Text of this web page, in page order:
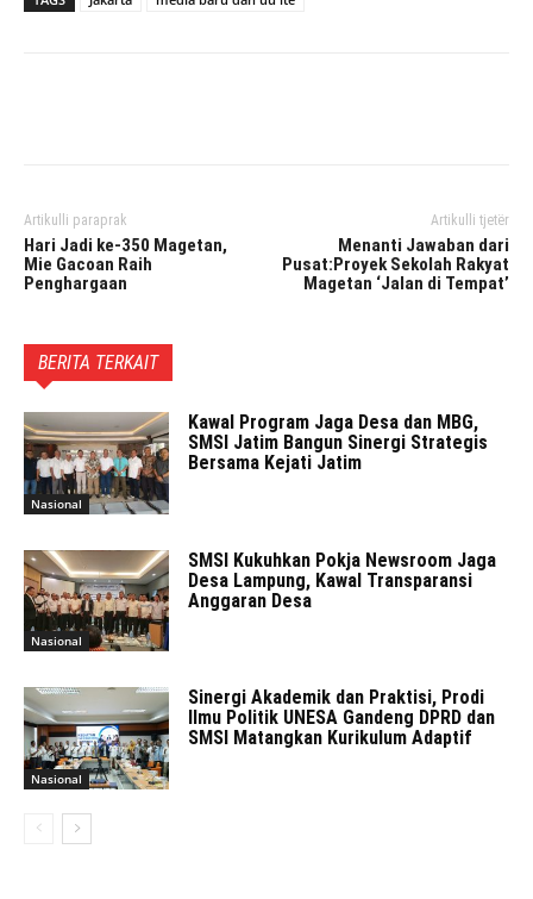
Artikulli paraprak
Hari Jadi ke-350 Magetan,
Mie Gacoan Raih
Penghargaan
Artikulli tjetër
Menanti Jawaban dari
Pusat:Proyek Sekolah Rakyat
Magetan ‘Jalan di Tempat’
BERITA TERKAIT
Nasional
Kawal Program Jaga Desa dan MBG,
SMSI Jatim Bangun Sinergi Strategis
Bersama Kejati Jatim
Nasional
SMSI Kukuhkan Pokja Newsroom Jaga
Desa Lampung, Kawal Transparansi
Anggaran Desa
Nasional
Sinergi Akademik dan Praktisi, Prodi
Ilmu Politik UNESA Gandeng DPRD dan
SMSI Matangkan Kurikulum Adaptif